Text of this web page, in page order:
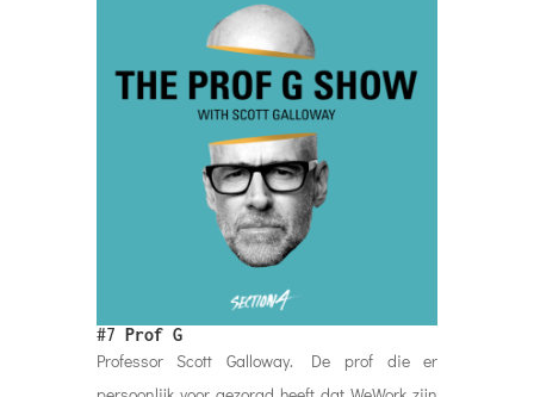
#7 Prof G
Professor Scott Galloway. De prof die er